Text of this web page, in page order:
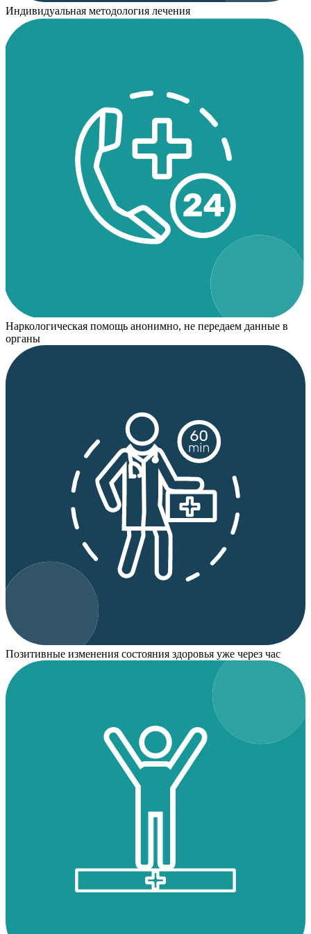
Индивидуальная методология лечения
Наркологическая помощь анонимно, не передаем данные в
органы
Позитивные изменения состояния здоровья уже через час